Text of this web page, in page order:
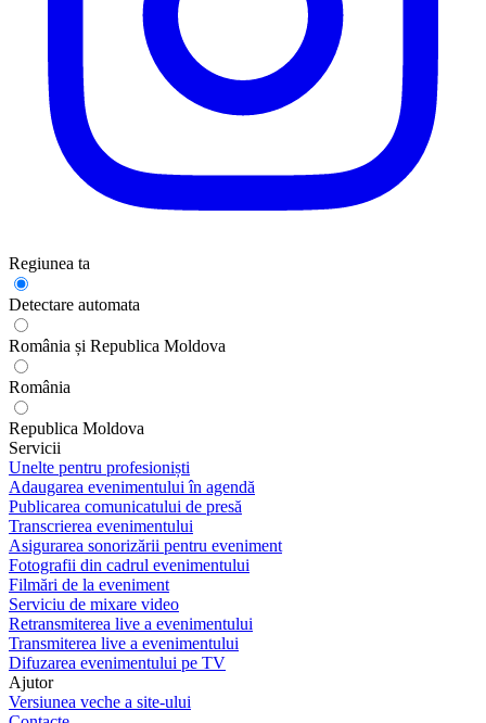
Regiunea ta
Detectare automata
România și Republica Moldova
România
Republica Moldova
Servicii
Unelte pentru profesioniști
Adaugarea evenimentului în agendă
Publicarea comunicatului de presă
Transcrierea evenimentului
Asigurarea sonorizării pentru eveniment
Fotografii din cadrul evenimentului
Filmări de la eveniment
Serviciu de mixare video
Retransmiterea live a evenimentului
Transmiterea live a evenimentului
Difuzarea evenimentului pe TV
Ajutor
Versiunea veche a site-ului